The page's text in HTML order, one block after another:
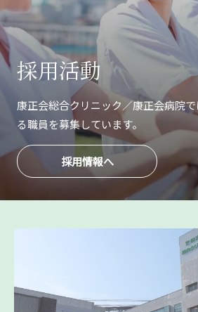
採用活動
康正会総合クリニック／康正会病院
る職員を募集しています。
採用情報へ